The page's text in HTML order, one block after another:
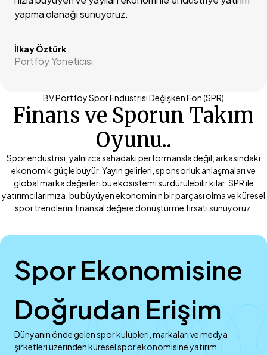
yapma olanağı sunuyoruz.
İlkay Öztürk
Portföy Yöneticisi
BV Portföy Spor Endüstrisi Değişken Fon (SPR)
Finans ve Sporun Takım
Oyunu..
Spor endüstrisi, yalnızca sahadaki performansla değil; arkasındaki
ekonomik güçle büyür. Yayın gelirleri, sponsorluk anlaşmaları ve
global marka değerleri bu ekosistemi sürdürülebilir kılar. SPR ile
yatırımcılarımıza, bu büyüyen ekonominin bir parçası olma ve küresel
spor trendlerini finansal değere dönüştürme fırsatı sunuyoruz.
Spor Ekonomisine
Doğrudan Erişim
Dünyanın önde gelen spor kulüpleri, markaları ve medya
şirketleri üzerinden küresel spor ekonomisine yatırım.